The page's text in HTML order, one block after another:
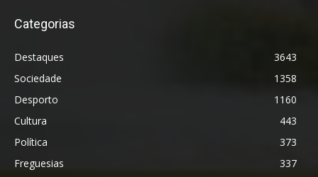
Categorias
Destaques
3643
Sociedade
1358
Desporto
1160
Cultura
443
Política
373
Freguesias
337